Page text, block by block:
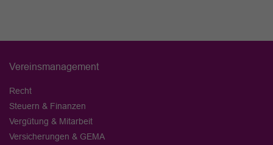
Vereinsmanagement
Recht
Steuern & Finanzen
Vergütung & Mitarbeit
Versicherungen & GEMA